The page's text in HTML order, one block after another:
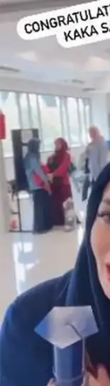
Share to
Pinterest
Mail